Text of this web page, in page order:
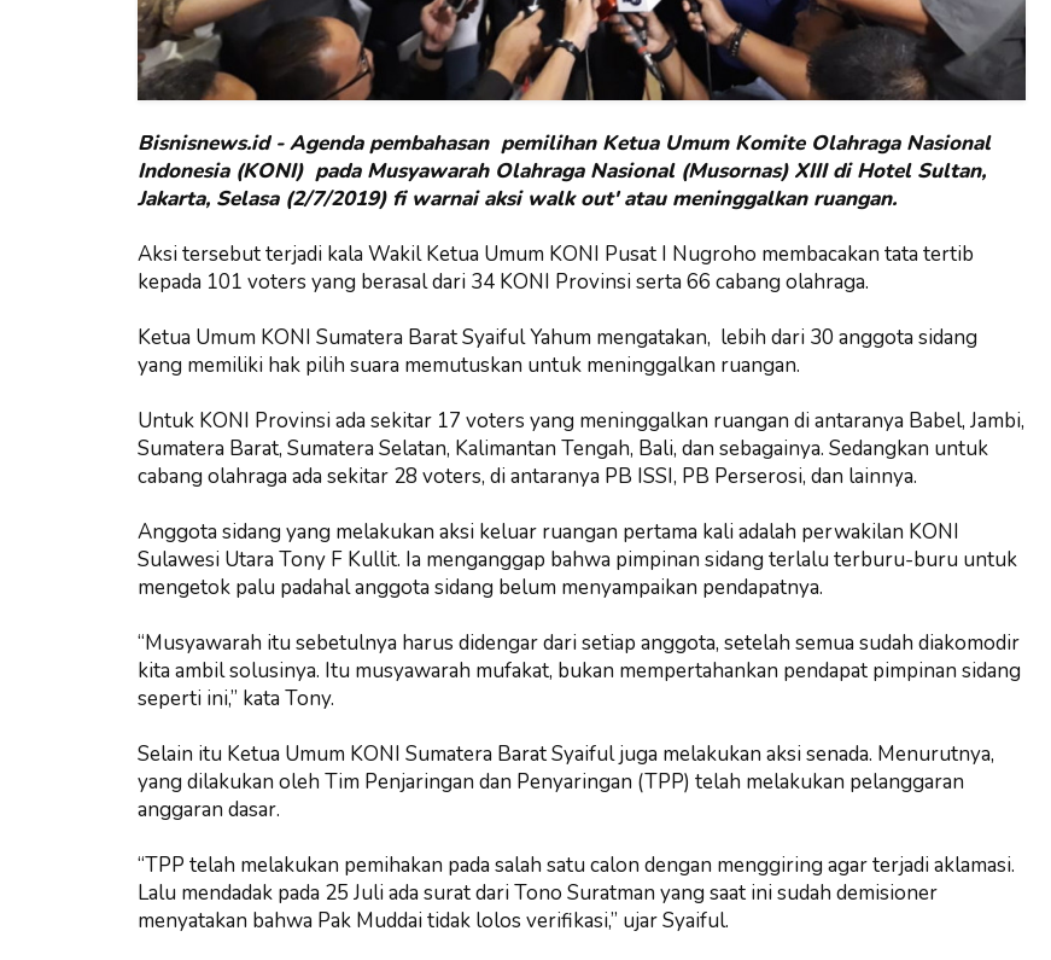
Bisnisnews.id - Agenda pembahasan pemilihan Ketua Umum Komite Olahraga Nasional
Indonesia (KONI) pada Musyawarah Olahraga Nasional (Musornas) XIII di Hotel Sultan,
Jakarta, Selasa (2/7/2019) fi warnai aksi walk out' atau meninggalkan ruangan.
Aksi tersebut terjadi kala Wakil Ketua Umum KONI Pusat I Nugroho membacakan tata tertib
kepada 101 voters yang berasal dari 34 KONI Provinsi serta 66 cabang olahraga.
Ketua Umum KONI Sumatera Barat Syaiful Yahum mengatakan, lebih dari 30 anggota sidang
yang memiliki hak pilih suara memutuskan untuk meninggalkan ruangan.
Untuk KONI Provinsi ada sekitar 17 voters yang meninggalkan ruangan di antaranya Babel, Jambi,
Sumatera Barat, Sumatera Selatan, Kalimantan Tengah, Bali, dan sebagainya. Sedangkan untuk
cabang olahraga ada sekitar 28 voters, di antaranya PB ISSI, PB Perserosi, dan lainnya.
Anggota sidang yang melakukan aksi keluar ruangan pertama kali adalah perwakilan KONI
Sulawesi Utara Tony F Kullit. Ia menganggap bahwa pimpinan sidang terlalu terburu-buru untuk
mengetok palu padahal anggota sidang belum menyampaikan pendapatnya.
“Musyawarah itu sebetulnya harus didengar dari setiap anggota, setelah semua sudah diakomodir
kita ambil solusinya. Itu musyawarah mufakat, bukan mempertahankan pendapat pimpinan sidang
seperti ini,” kata Tony.
Selain itu Ketua Umum KONI Sumatera Barat Syaiful juga melakukan aksi senada. Menurutnya,
yang dilakukan oleh Tim Penjaringan dan Penyaringan (TPP) telah melakukan pelanggaran
anggaran dasar.
“TPP telah melakukan pemihakan pada salah satu calon dengan menggiring agar terjadi aklamasi.
Lalu mendadak pada 25 Juli ada surat dari Tono Suratman yang saat ini sudah demisioner
menyatakan bahwa Pak Muddai tidak lolos verifikasi,” ujar Syaiful.